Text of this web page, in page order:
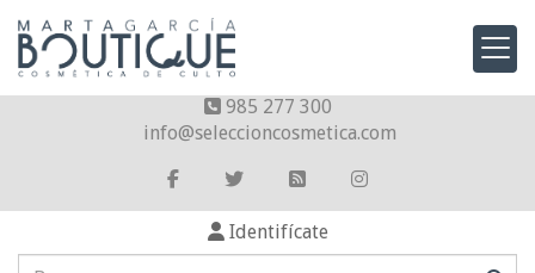
985 277 300
info
seleccioncosmetica.com
Identifícate